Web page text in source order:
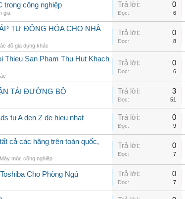
trong công nghiệp
gia
Trả lời: 0
Đọc: 6
TỰ ĐỘNG HÓA CHO NHÀ
đồ gia dụng khác
Trả lời: 0
Đọc: 8
Thieu San Pham Thu Hut Khach
Trả lời: 0
Đọc: 6
TẢI ĐƯỜNG BỘ Trả lời: 3
Đọc: 51
tu A den Z de hieu nhat Trả lời: 0
Đọc: 9
cả các hãng trên toàn quốc,
Máy móc công nghiệp
Trả lời: 0
Đọc: 7
Cho Phòng Ngủ Trả lời: 0
Đọc: 7